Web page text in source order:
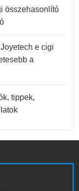
összehasonlító
e cigi
a
tippek,